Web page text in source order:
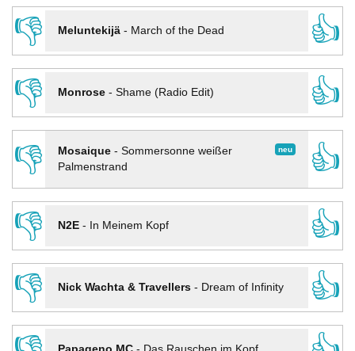
👎
Meluntekijä- March of the Dead
👍
👎
Monrose- Shame (Radio Edit)
👍
👎
neu
Mosaique- Sommersonne weißer
Palmenstrand
👍
👎
N2E- In Meinem Kopf
👍
👎
Nick Wachta & Travellers- Dream of Infinity
👍